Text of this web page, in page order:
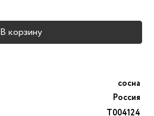
В корзину
сосна
Россия
T004124